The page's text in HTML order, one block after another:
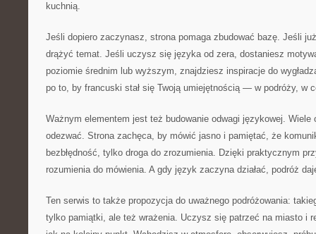
kuchnią.
Jeśli dopiero zaczynasz, strona pomaga zbudować bazę. Jeśli
drążyć temat. Jeśli uczysz się języka od zera, dostaniesz
poziomie średnim lub wyższym, znajdziesz inspiracje do
po to, by francuski stał się Twoją umiejętnością — w podróży, w
Ważnym elementem jest też budowanie odwagi językowej. Wiele
odezwać. Strona zachęca, by mówić jasno i pamiętać, że
bezbłędność, tylko droga do zrozumienia. Dzięki praktycznym
rozumienia do mówienia. A gdy język zaczyna działać, podróż
Ten serwis to także propozycja do uważnego podróżowania:
tylko pamiątki, ale też wrażenia. Uczysz się patrzeć na miasto i